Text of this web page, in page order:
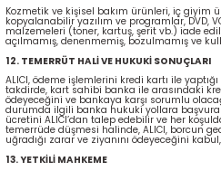
Kozmetik ve kişisel bakım ürünleri, iç giyim
kopyalanabilir yazılım ve programlar, DVD,
malzemeleri (toner, kartuş, şerit vb.) iade
açılmamış, denenmemiş, bozulmamış ve
12. TEMERRÜT HALİ VE HUKUKİ SONUÇLARI
ALICI, ödeme işlemlerini kredi kartı ile
takdirde, kart sahibi banka ile arasındaki
ödeyeceğini ve bankaya karşı sorumlu
durumda ilgili banka hukuki yollara
ücretini ALICI’dan talep edebilir ve her
temerrüde düşmesi halinde, ALICI, borcun
uğradığı zarar ve ziyanını ödeyeceğini
13. YETKİLİ MAHKEME